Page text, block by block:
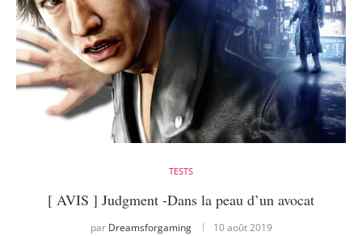
TESTS
[ AVIS ] Judgment -Dans la peau d’un avocat
par Dreamsforgaming 10 août 2019